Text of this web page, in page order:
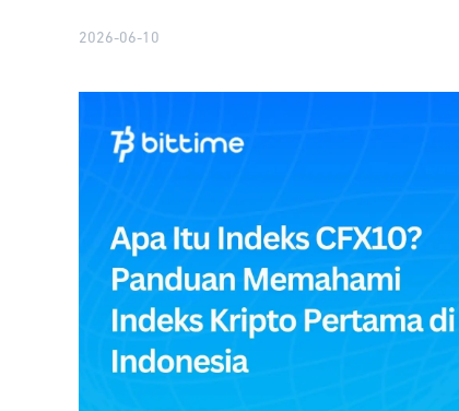
2026-06-10